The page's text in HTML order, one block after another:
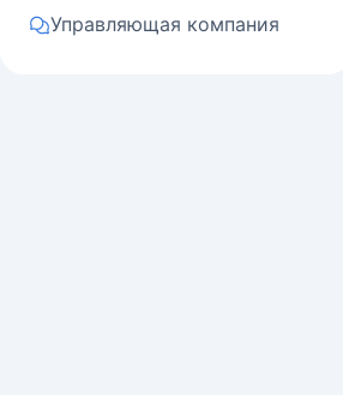
Управляющая компания